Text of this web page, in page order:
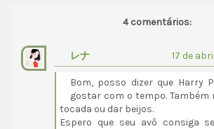
4 comentários:
レナ 17 de
Bom, posso dizer que Harry
gostar com o tempo. Também
tocada ou dar beijos.
Espero que seu avô consiga